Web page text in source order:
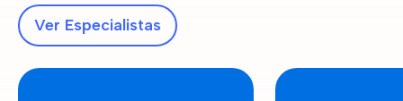
Ver Especialistas